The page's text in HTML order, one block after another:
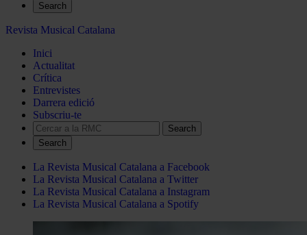
Search
Revista Musical Catalana
Inici
Actualitat
Crítica
Entrevistes
Darrera edició
Subscriu-te
Search
La Revista Musical Catalana a Facebook
La Revista Musical Catalana a Twitter
La Revista Musical Catalana a Instagram
La Revista Musical Catalana a Spotify